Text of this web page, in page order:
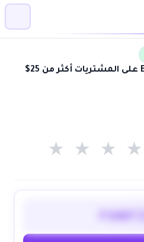
كود خصم Ebay 10% على المشتريات أكثر من 25$
★ ★ ★ ★